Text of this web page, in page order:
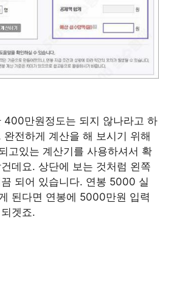
400만원정도는 되지 않나라고 하
완전하게 계산을 해 보시기 위해
고있는 계산기를 사용하셔서 확
데요. 상단에 보는 것처럼 왼쪽
되어 있습니다. 연봉 5000 실
된다면 연봉에 5000만원 입력
겟죠.